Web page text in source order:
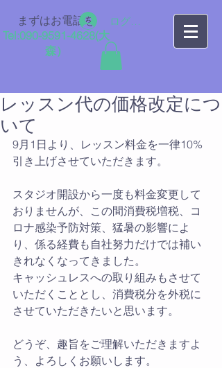
まずはお電話を
Tel:090-9591-4628​(大
森）
ログイン
レッスン代の価格改定につ
いて
9月1日より、レッスン料金を一律10%
引き上げさせていただきます。
スタジオ開設から一度も料金変更して
おりませんが、この間消費税増税、コ
ロナ感染予防対策、猛暑の影響によ
り、係る経費も自社努力だけでは補い
きれなくなってきました。
キャッシュレスへの取り組みもさせて
いただくこととし、消費税分を外税に
させていただきたいと思います。
どうぞ、趣旨をご理解いただきますよ
う、よろしくお願いします。